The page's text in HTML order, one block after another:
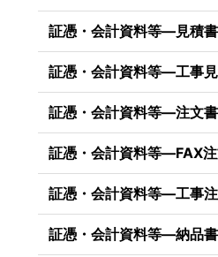
証憑・会計資料等―見積
証憑・会計資料等―工事
証憑・会計資料等―注文書
証憑・会計資料等―FAX注
証憑・会計資料等―工事注
証憑・会計資料等―納品書